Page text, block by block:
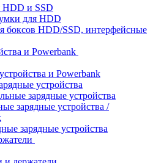
HDD и SSD
для HDD
боксов HDD/SSD, интерфейсные
и Powerbank
и Powerbank
устройства
зарядные устройства
зарядные устройства /
зарядные устройства